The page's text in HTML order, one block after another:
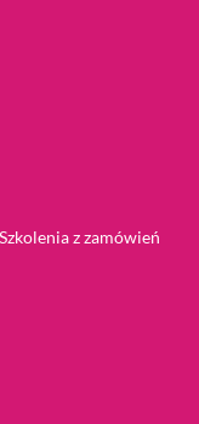
Szkolenia z zamówień